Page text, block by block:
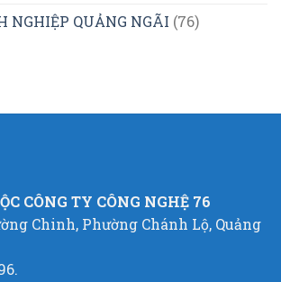
NGHIỆP QUẢNG NGÃI (76)
CÔNG TY CÔNG NGHỆ 76
Chinh, Phường Chánh Lộ, Quảng